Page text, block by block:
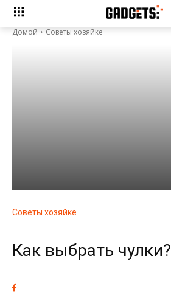
Домой Советы хозяйке
Советы хозяйке
Как выбрать чулки?